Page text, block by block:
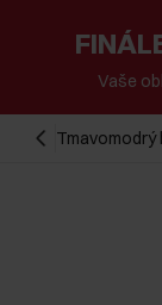
Vaše
Tmavomodrý